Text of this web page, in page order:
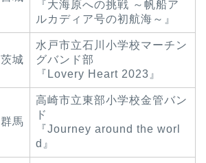
『大海原への挑戦 ～帆船ア
ルカディア号の初航海～』
茨城
水戸市立石川小学校マーチン
グバンド部
『Lovery Heart 2023』
群馬
高崎市立東部小学校金管バン
ド
『Journey around the worl
d』